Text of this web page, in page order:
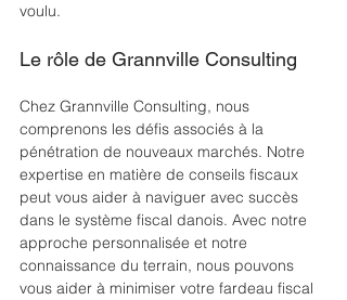
voulu.
Le rôle de Grannville Consulting
Chez Grannville Consulting, nous
comprenons les défis associés à la
pénétration de nouveaux marchés. Notre
expertise en matière de conseils fiscaux
peut vous aider à naviguer avec succès
dans le système fiscal danois. Avec notre
approche personnalisée et notre
connaissance du terrain, nous pouvons
vous aider à minimiser votre fardeau fiscal